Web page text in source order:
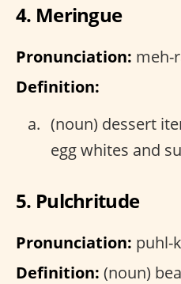
4. Meringue
Pronunciation: meh-
Definition:
(noun) dessert
egg whites and
5. Pulchritude
Pronunciation: puhl-
Definition: (noun)